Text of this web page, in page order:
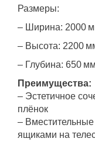
Размеры:
– Ширина: 2000
– Высота: 2200
– Глубина: 650 мм
Преимущества:
– Эстетичное
плёнок
–
ящиками на